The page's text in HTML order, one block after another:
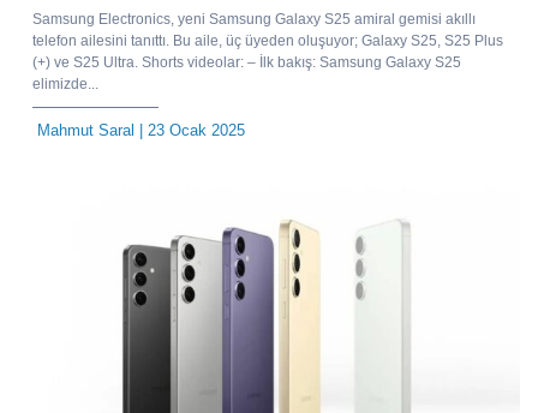
Samsung Electronics, yeni Samsung Galaxy S25 amiral gemisi akıllı
telefon ailesini tanıttı. Bu aile, üç üyeden oluşuyor; Galaxy S25, S25 Plus
(+) ve S25 Ultra. Shorts videolar: – İlk bakış: Samsung Galaxy S25
elimizde...
Mahmut Saral | 23 Ocak 2025